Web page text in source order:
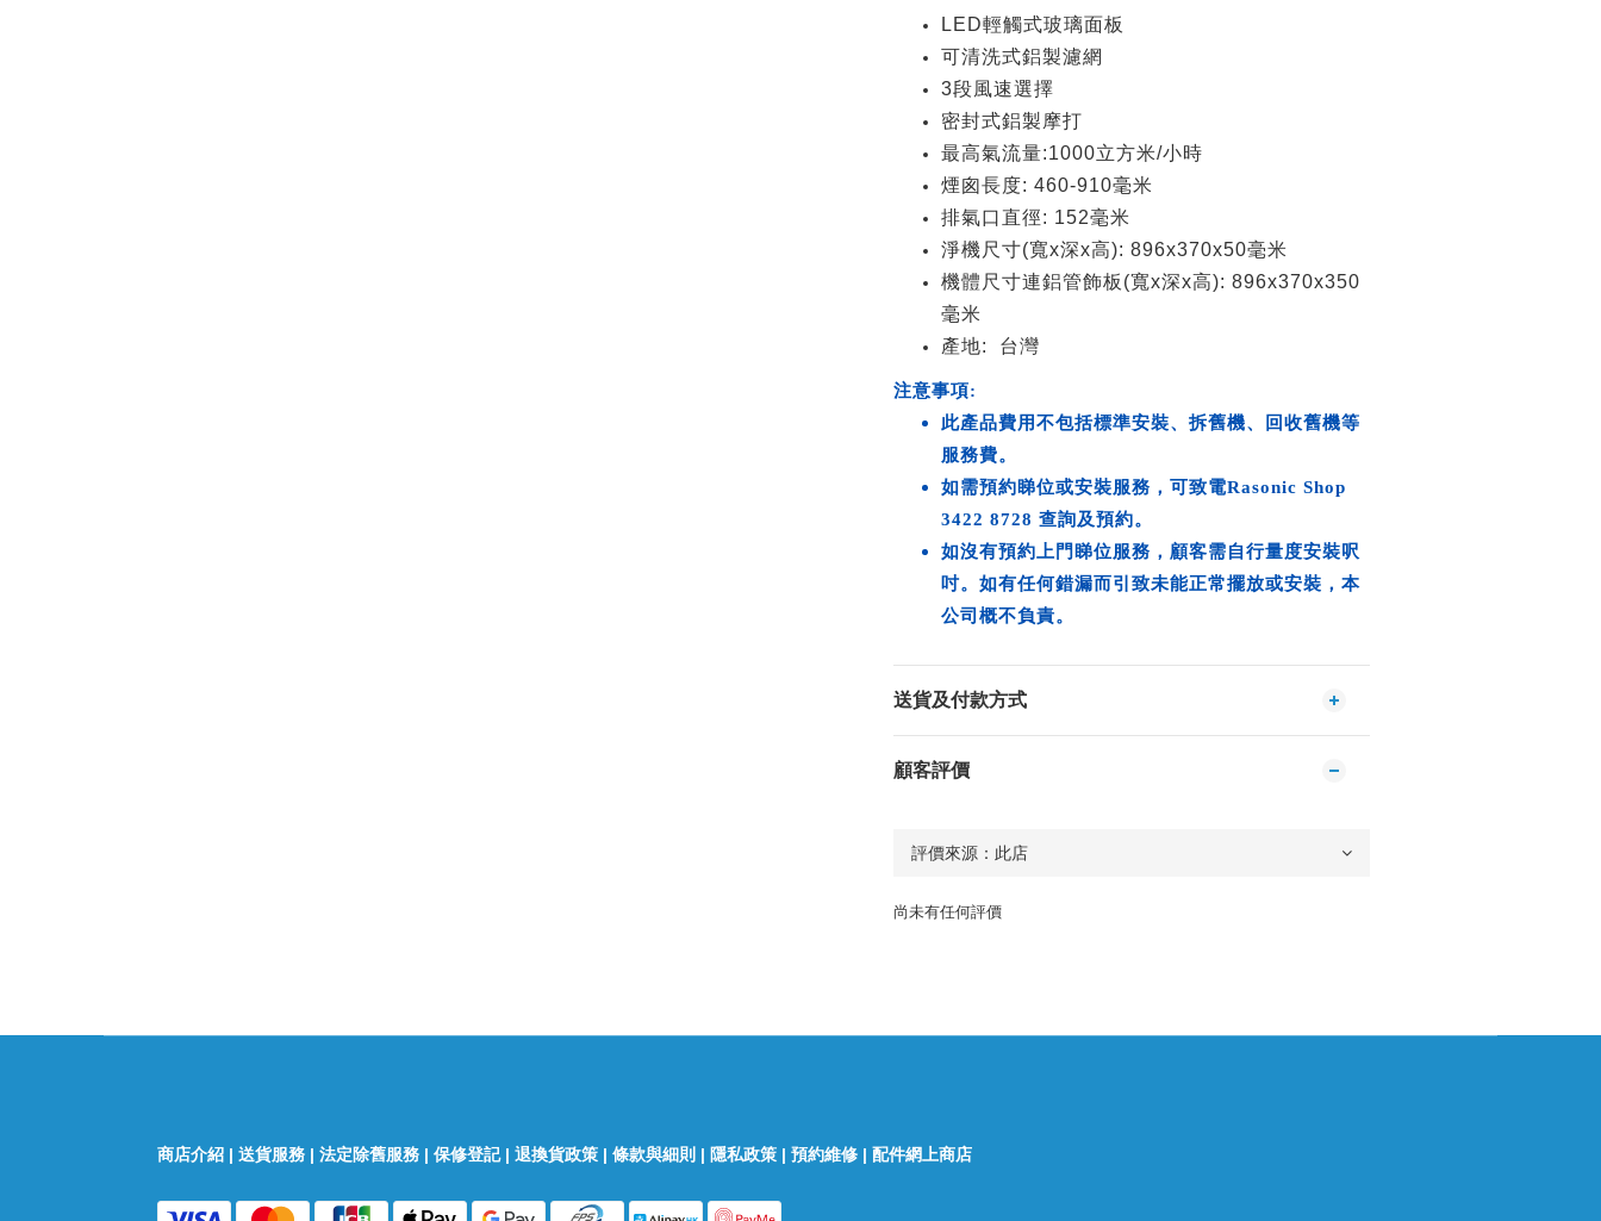
LED輕觸式玻璃面板
可清洗式鋁製濾網
3段風速選擇
密封式鋁製摩打
最高氣流量:1000立方米/小時
煙囪長度: 460-910毫米
排氣口直徑: 152毫米
淨機尺寸(寬x深x高): 896x370x50毫米
機體尺寸連鋁管飾板(寬x深x高): 896x370x350
毫米
產地: 台灣
注意事項:
此產品費用不包括標準安裝、拆舊機、回收舊機等
服務費。
如需預約睇位或安裝服務，可致電Rasonic Shop
3422 8728 查詢及預約。
如沒有預約上門睇位服務，顧客需自行量度安裝呎
吋。如有任何錯漏而引致未能正常擺放或安裝，本
公司概不負責。
送貨及付款方式
顧客評價
尚未有任何評價
商店介紹 | 送貨服務 | 法定除舊服務 | 保修登記| 退換貨政策 | 條款與細則 | 隱私政策 | 預約維修 | 配件網上商店